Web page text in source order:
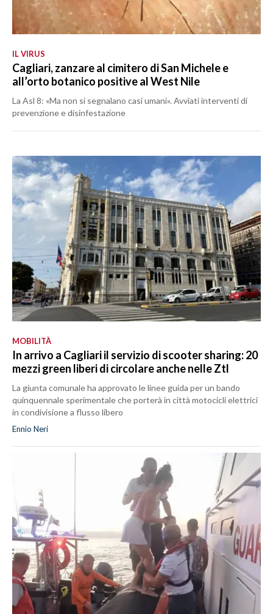
IL VIRUS
Cagliari, zanzare al cimitero di San Michele e
all’orto botanico positive al West Nile
La Asl 8: «Ma non si segnalano casi umani». Avviati interventi di
prevenzione e disinfestazione
MOBILITÀ
In arrivo a Cagliari il servizio di scooter sharing: 20
mezzi green liberi di circolare anche nelle Ztl
La giunta comunale ha approvato le linee guida per un bando
quinquennale sperimentale che porterà in città motocicli elettrici
in condivisione a flusso libero
Ennio Neri